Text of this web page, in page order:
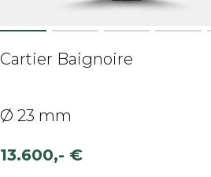
Cartier Baignoire
Ø 23 mm
13.600,- €